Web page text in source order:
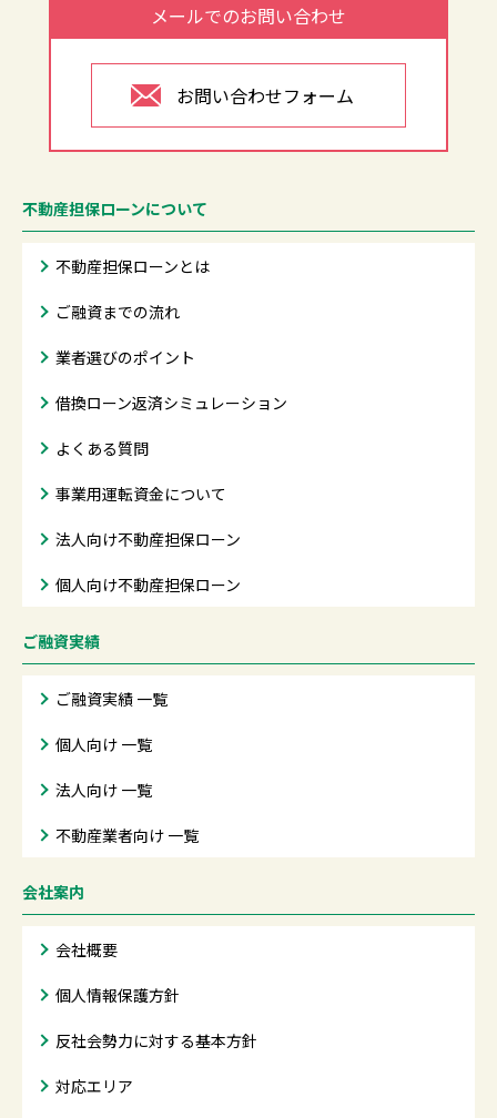
メールでのお問い合わせ
お問い合わせフォーム
不動産担保ローンについて
不動産担保ローンとは
ご融資までの流れ
業者選びのポイント
借換ローン返済シミュレーション
よくある質問
事業用運転資金について
法人向け不動産担保ローン
個人向け不動産担保ローン
ご融資実績
ご融資実績 一覧
個人向け 一覧
法人向け 一覧
不動産業者向け 一覧
会社案内
会社概要
個人情報保護方針
反社会勢力に対する基本方針
対応エリア